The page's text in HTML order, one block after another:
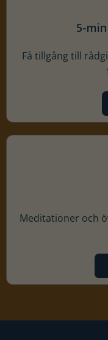
5-
Få tillgång till
Meditationer och